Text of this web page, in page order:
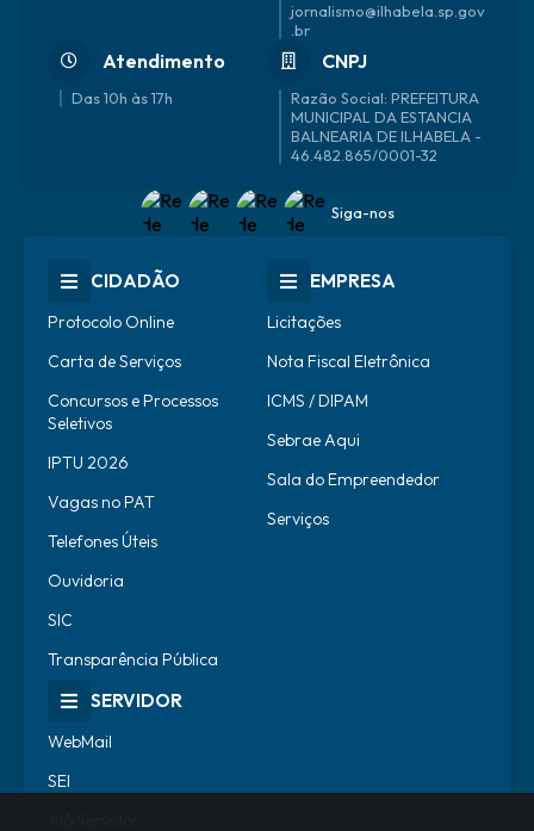
jornalismo@ilhabela.sp.gov
.br
Atendimento
Das 10h às 17h
CNPJ
46.482.865/0001-32
Siga-nos
CIDADÃO
Protocolo Online
Carta de Serviços
Concursos e Processos
Seletivos
IPTU 2026
Vagas no PAT
Telefones Úteis
Ouvidoria
SIC
Transparência Pública
EMPRESA
Licitações
Nota Fiscal Eletrônica
ICMS / DIPAM
Sebrae Aqui
Sala do Empreendedor
Serviços
SERVIDOR
WebMail
SEI